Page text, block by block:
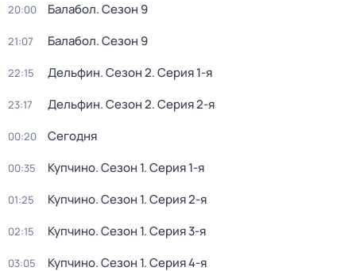
20:00 Балабол. Сезон 9
21:07 Балабол. Сезон 9
22:15 Дельфин. Сезон 2. Серия 1-я
23:17 Дельфин. Сезон 2. Серия 2-я
00:20 Сегодня
00:35 Купчино. Сезон 1. Серия 1-я
01:25 Купчино. Сезон 1. Серия 2-я
02:15 Купчино. Сезон 1. Серия 3-я
03:05 Купчино. Сезон 1. Серия 4-я